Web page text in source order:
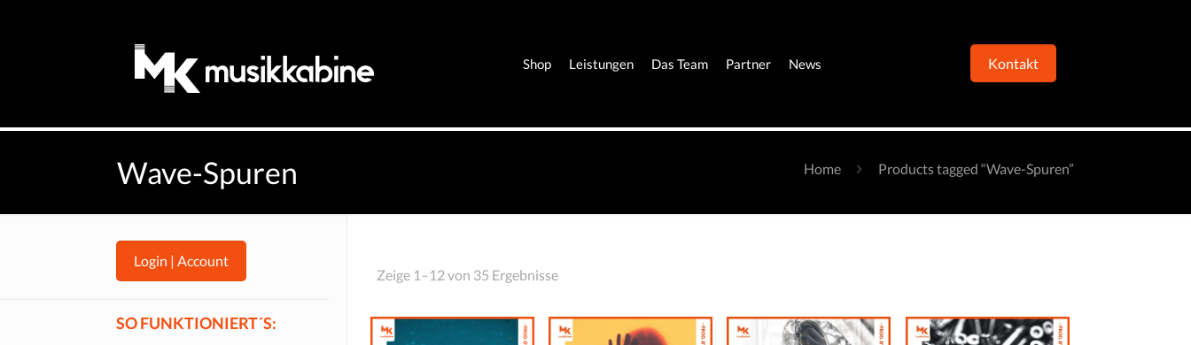
Shop Leistungen Das Team Partner News Kontakt
Wave-Spuren Home Products tagged “Wave-Spuren”
Zeige 1–12 von 35 Ergebnisse
Login | Account
SO FUNKTIONIERT´S: